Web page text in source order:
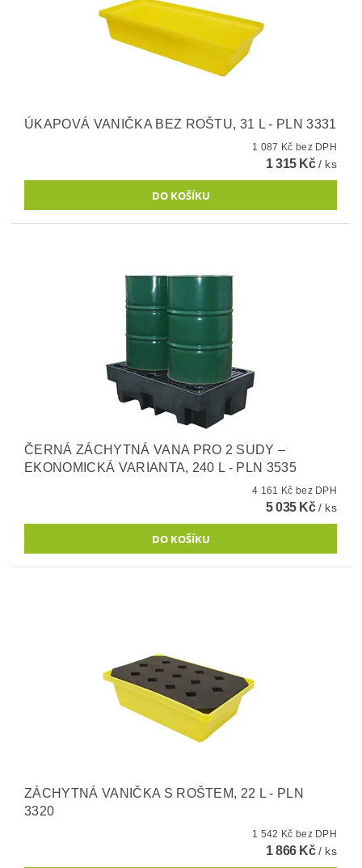
ÚKAPOVÁ VANIČKA BEZ ROŠTU, 31 L - PLN 3331
1 087 Kč bez DPH
1 315 Kč/ ks
ČERNÁ ZÁCHYTNÁ VANA PRO 2 SUDY –
EKONOMICKÁ VARIANTA, 240 L - PLN 3535
4 161 Kč bez DPH
5 035 Kč/ ks
ZÁCHYTNÁ VANIČKA S ROŠTEM, 22 L - PLN
3320
1 542 Kč bez DPH
1 866 Kč/ ks